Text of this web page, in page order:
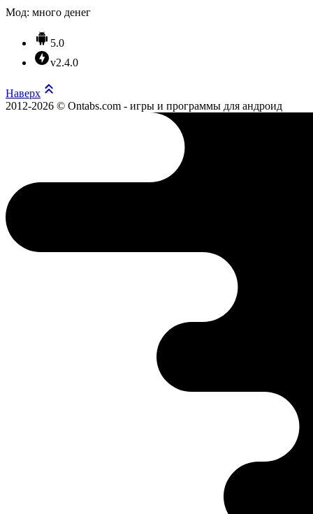
Мод: много денег
5.0
v2.4.0
Наверх
2012-2026 © Ontabs.com - игры и программы для андроид